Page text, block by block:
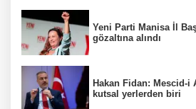
Yeni Parti Manisa İl
gözaltına alındı
Hakan Fidan: Mescid-i
kutsal yerlerden biri